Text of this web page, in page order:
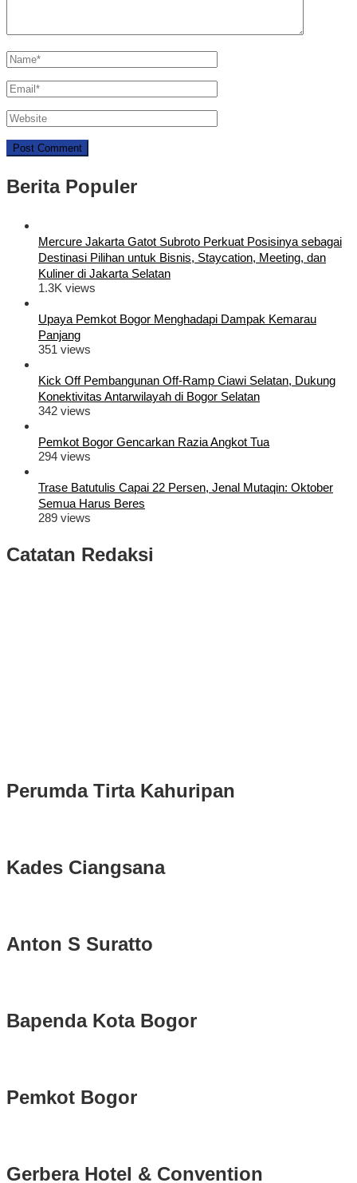
Berita Populer
Mercure Jakarta Gatot Subroto Perkuat Posisinya sebagai
Destinasi Pilihan untuk Bisnis, Staycation, Meeting, dan
Kuliner di Jakarta Selatan
1.3K views
Upaya Pemkot Bogor Menghadapi Dampak Kemarau
Panjang
351 views
Kick Off Pembangunan Off-Ramp Ciawi Selatan, Dukung
Konektivitas Antarwilayah di Bogor Selatan
342 views
Pemkot Bogor Gencarkan Razia Angkot Tua
294 views
Trase Batutulis Capai 22 Persen, Jenal Mutaqin: Oktober
Semua Harus Beres
289 views
Catatan Redaksi
Perumda Tirta Kahuripan
Kades Ciangsana
Anton S Suratto
Bapenda Kota Bogor
Pemkot Bogor
Gerbera Hotel & Convention